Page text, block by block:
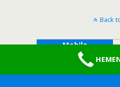
Back
Mobile